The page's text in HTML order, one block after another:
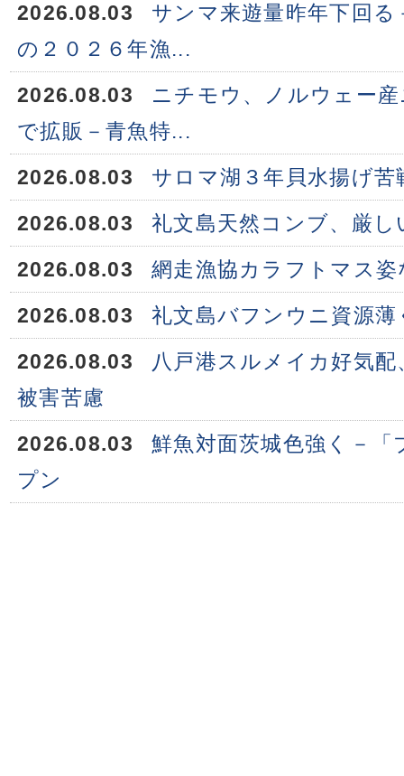
2026.08.03
サンマ来遊量昨年下回
の２０２６年漁...
2026.08.03
ニチモウ、ノルウェー
で拡販－青魚特...
2026.08.03
サロマ湖３年貝水揚げ苦
2026.08.03
礼文島天然コンブ、厳し
2026.08.03
網走漁協カラフトマス
2026.08.03
礼文島バフンウニ資源薄
2026.08.03
八戸港スルメイカ好気
被害苦慮
2026.08.03
鮮魚対面茨城色強く－
プン